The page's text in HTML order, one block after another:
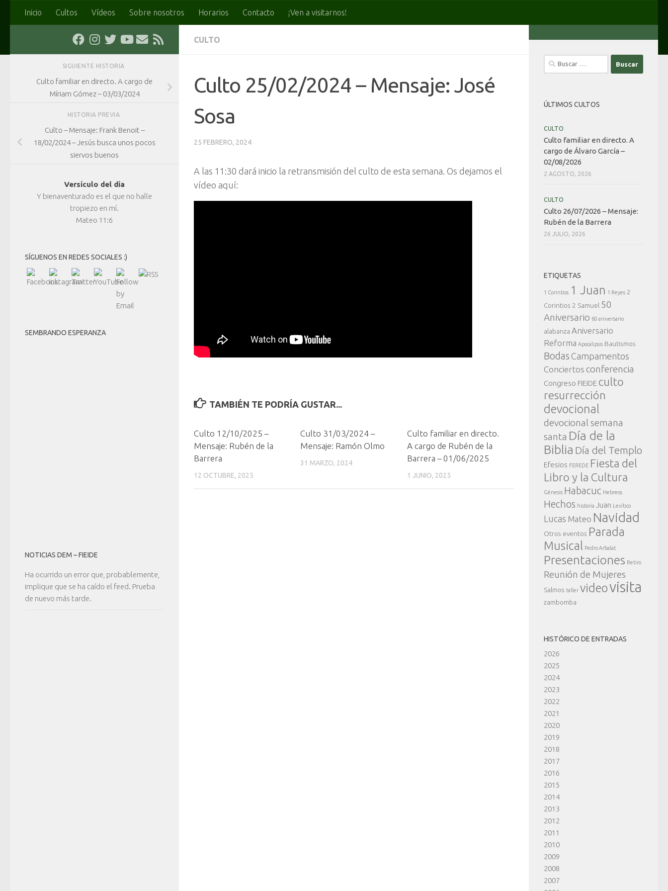
Saltar al contenido
Inicio Cultos Vídeos Sobre nosotros Horarios Contacto ¡Ven a visitarnos!
CULTO
Culto 25/02/2024 – Mensaje: José
Sosa
25 FEBRERO, 2024
A las 11:30 dará inicio la retransmisión del culto de esta semana. Os dejamos el
vídeo aquí:
TAMBIÉN TE PODRÍA GUSTAR...
Culto 12/10/2025 –
Mensaje: Rubén de la
Barrera
12 OCTUBRE, 2025
Culto 31/03/2024 –
Mensaje: Ramón Olmo
31 MARZO, 2024
Culto familiar en directo.
A cargo de Rubén de la
Barrera – 01/06/2025
1 JUNIO, 2025
SIGUIENTE HISTORIA
Culto familiar en directo. A cargo de
Míriam Gómez – 03/03/2024
HISTORIA PREVIA
Culto – Mensaje: Frank Benoit –
18/02/2024 – Jesús busca unos pocos
siervos buenos
Versículo del día
Y bienaventurado es el que no halle
tropiezo en mí.
Mateo 11:6
SÍGUENOS EN REDES SOCIALES :)
SEMBRANDO ESPERANZA
NOTICIAS DEM – FIEIDE
Ha ocurrido un error que, probablemente,
implique que se ha caído el feed. Prueba
de nuevo más tarde.
Buscar:
ÚLTIMOS CULTOS
CULTO
Culto familiar en directo. A
cargo de Álvaro García –
02/08/2026
2 AGOSTO, 2026
CULTO
Culto 26/07/2026 – Mensaje:
Rubén de la Barrera
26 JULIO, 2026
ETIQUETAS
1 Corintios 1 Juan 1 Reyes 2
Corintios 2 Samuel 50
Aniversario 60 aniversario
alabanza Aniversario
Reforma Apocalipsis Bautismos
Bodas Campamentos
Conciertos conferencia
Congreso FIEIDE culto
resurrección
devocional
devocional semana
santa Día de la
Biblia Día del Templo
Efesios FEREDE Fiesta del
Libro y la Cultura
Génesis Habacuc Hebreos
Hechos historia Juan Levítico
Lucas Mateo Navidad
Otros eventos Parada
Musical
Pedro Arbalat
Presentaciones Retiro
Reunión de Mujeres
Salmos taller videovisita
zambomba
HISTÓRICO DE ENTRADAS
2026
2025
2024
2023
2022
2021
2020
2019
2018
2017
2016
2015
2014
2013
2012
2011
2010
2009
2008
2007